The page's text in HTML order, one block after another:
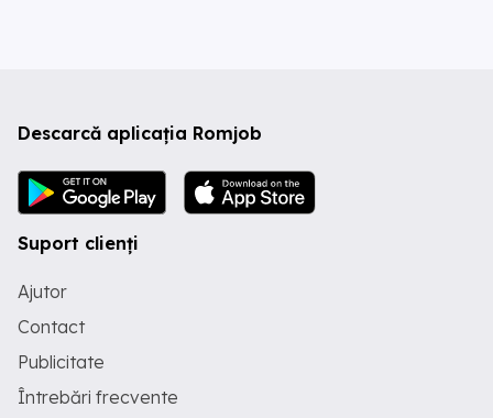
Descarcă aplicația Romjob
Suport clienți
Ajutor
Contact
Publicitate
Întrebări frecvente